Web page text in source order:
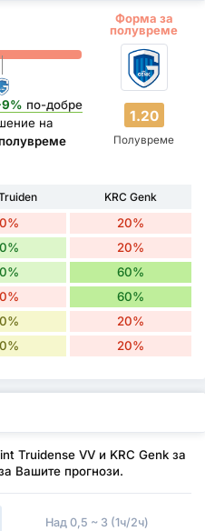
Форма за
полувреме
по-добре
на
1.20
Полувреме
KRC Genk
20%
20%
60%
60%
20%
20%
Truidense VV и KRC Genk за
Вашите прогнози.
Над 0,5 ~ 3 (1ч/2ч)